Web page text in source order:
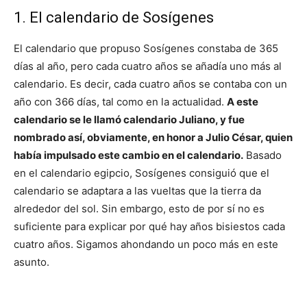
1. El calendario de Sosígenes
El calendario que propuso Sosígenes constaba de 365
días al año, pero cada cuatro años se añadía uno más al
calendario. Es decir, cada cuatro años se contaba con un
año con 366 días, tal como en la actualidad. A este
calendario se le llamó calendario Juliano, y fue
nombrado así, obviamente, en honor a Julio César, quien
había impulsado este cambio en el calendario. Basado
en el calendario egipcio, Sosígenes consiguió que el
calendario se adaptara a las vueltas que la tierra da
alrededor del sol. Sin embargo, esto de por sí no es
suficiente para explicar por qué hay años bisiestos cada
cuatro años. Sigamos ahondando un poco más en este
asunto.